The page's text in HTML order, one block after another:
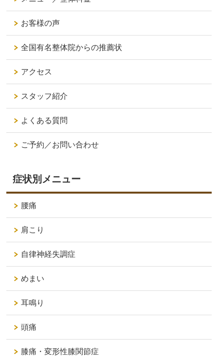
お客様の声
全国有名整体院からの推薦状
アクセス
スタッフ紹介
よくある質問
ご予約／お問い合わせ
症状別メニュー
腰痛
肩こり
自律神経失調症
めまい
耳鳴り
頭痛
膝痛・変形性膝関節症